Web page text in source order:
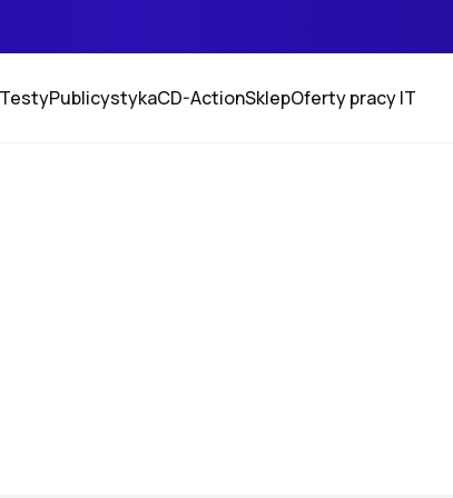
TestyPublicystykaCD-ActionSklepOferty pracy IT